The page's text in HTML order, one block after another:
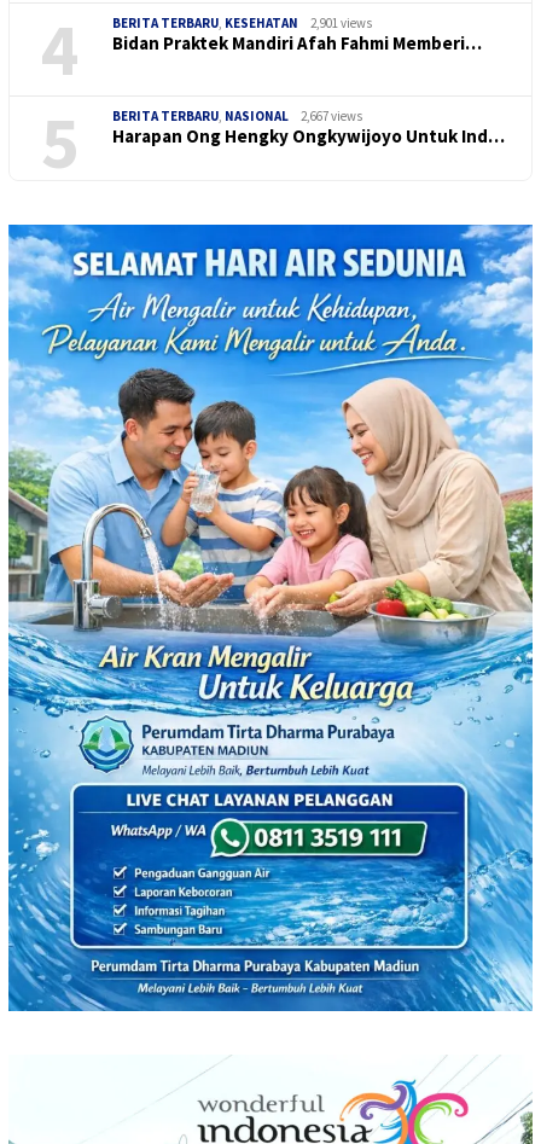
4
BERITA TERBARU, KESEHATAN 2,901 views
Bidan Praktek Mandiri Afah Fahmi Memberi…
5 BERITA TERBARU, NASIONAL 2,667 views
Harapan Ong Hengky Ongkywijoyo Untuk Ind…